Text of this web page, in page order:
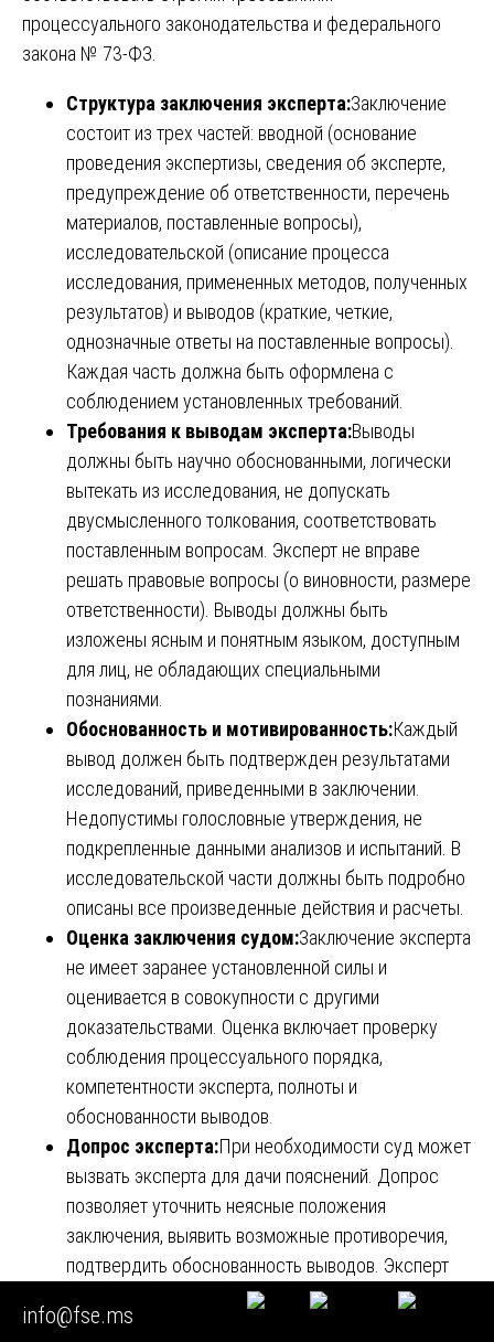
процессуального законодательства и федерального
закона № 73-ФЗ.
Структура заключения эксперта:Заключение
состоит из трех частей: вводной (основание
проведения экспертизы, сведения об эксперте,
предупреждение об ответственности, перечень
материалов, поставленные вопросы),
исследовательской (описание процесса
исследования, примененных методов, полученных
результатов) и выводов (краткие, четкие,
однозначные ответы на поставленные вопросы).
Каждая часть должна быть оформлена с
соблюдением установленных требований.
Требования к выводам эксперта:Выводы
должны быть научно обоснованными, логически
вытекать из исследования, не допускать
двусмысленного толкования, соответствовать
поставленным вопросам. Эксперт не вправе
решать правовые вопросы (о виновности, размере
ответственности). Выводы должны быть
изложены ясным и понятным языком, доступным
для лиц, не обладающих специальными
познаниями.
Обоснованность и мотивированность:Каждый
вывод должен быть подтвержден результатами
исследований, приведенными в заключении.
Недопустимы голословные утверждения, не
подкрепленные данными анализов и испытаний. В
исследовательской части должны быть подробно
описаны все произведенные действия и расчеты.
Оценка заключения судом:Заключение эксперта
не имеет заранее установленной силы и
оценивается в совокупности с другими
доказательствами. Оценка включает проверку
соблюдения процессуального порядка,
компетентности эксперта, полноты и
обоснованности выводов.
Допрос эксперта:При необходимости суд может
вызвать эксперта для дачи пояснений. Допрос
позволяет уточнить неясные положения
заключения, выявить возможные противоречия,
подтвердить обоснованность выводов. Эксперт
обязан явиться в суд и ответить на вопросы,
связанные с проведенным исследованием.
info@fse.ms